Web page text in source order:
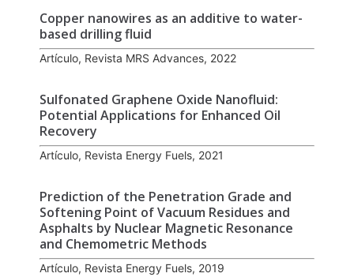
Copper nanowires as an additive to water-
based drilling fluid
Artículo, Revista MRS Advances, 2022
Sulfonated Graphene Oxide Nanofluid:
Potential Applications for Enhanced Oil
Recovery
Artículo, Revista Energy Fuels, 2021
Prediction of the Penetration Grade and
Softening Point of Vacuum Residues and
Asphalts by Nuclear Magnetic Resonance
and Chemometric Methods
Artículo, Revista Energy Fuels, 2019